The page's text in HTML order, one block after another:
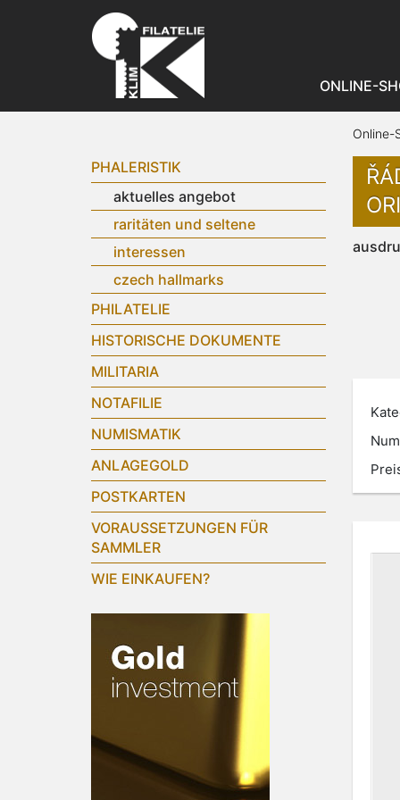
ONLINE-
PHALERISTIK
aktuelles angebot
raritäten und seltene
interessen
czech hallmarks
PHILATELIE
HISTORISCHE DOKUMENTE
MILITARIA
NOTAFILIE
NUMISMATIK
ANLAGEGOLD
POSTKARTEN
VORAUSSETZUNGEN FÜR
SAMMLER
WIE EINKAUFEN?
Online-